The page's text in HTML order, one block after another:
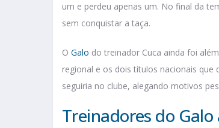
um e perdeu apenas um. No final da
sem conquistar a taça.
O Galo do treinador Cuca ainda foi
regional e os dois títulos nacionais
seguiria no clube, alegando motivos
Treinadores do